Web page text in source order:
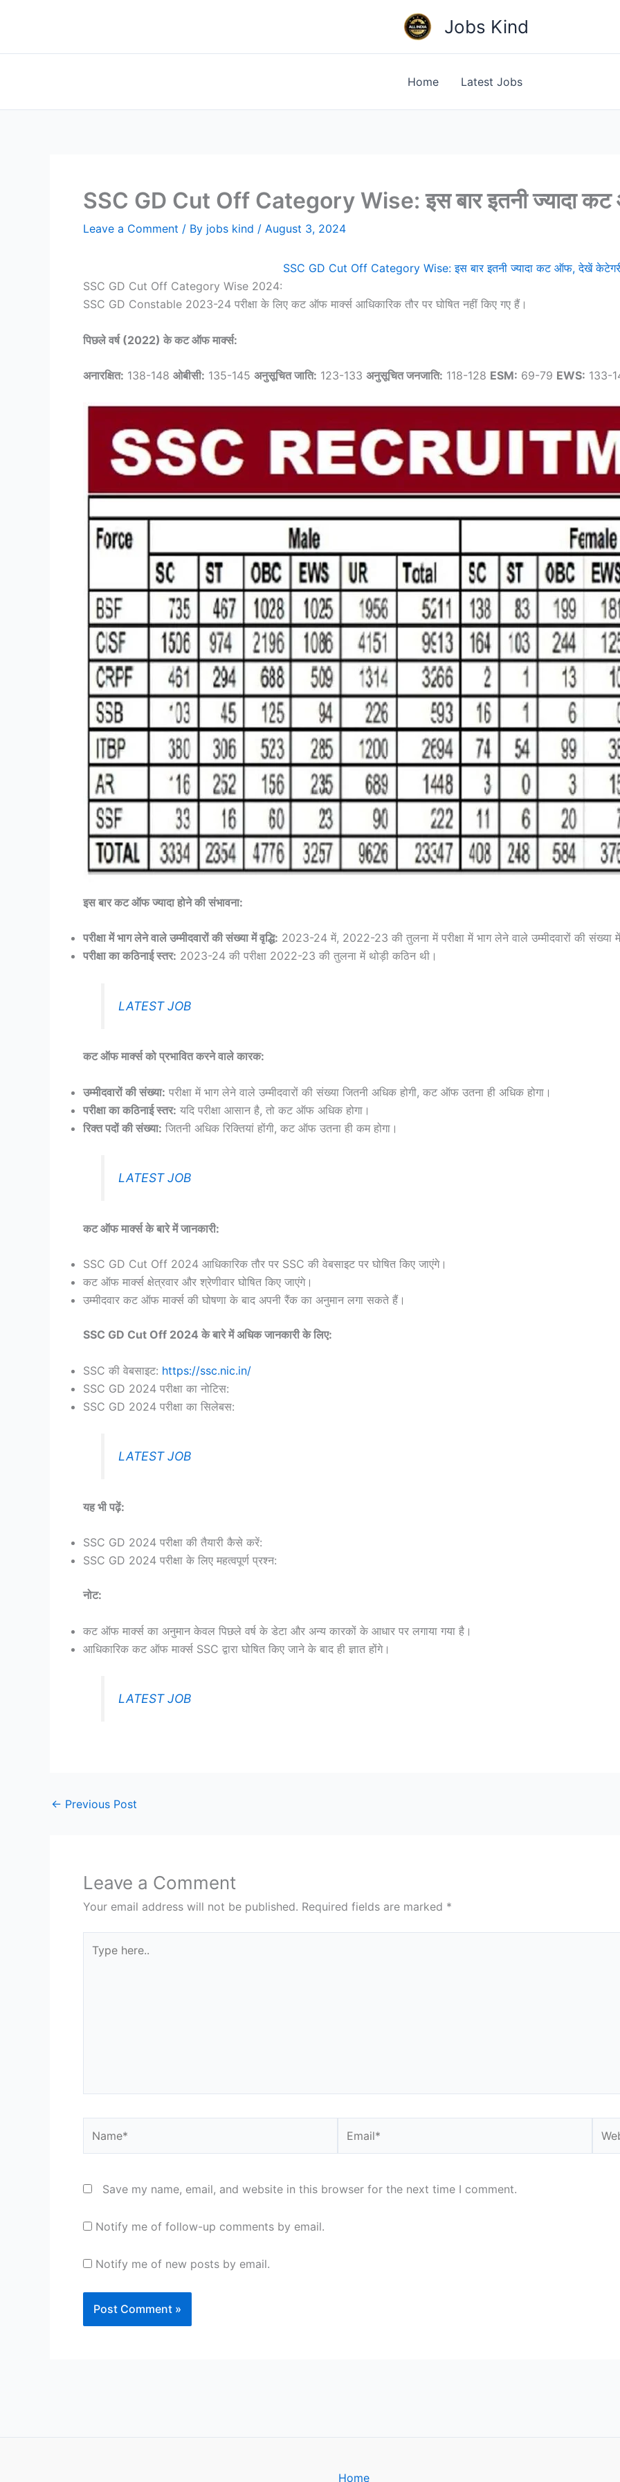
Jobs Kind
Home Latest Jobs
SSC GD Cut Off Category Wise: इस बार इतनी ज्यादा
Leave a Comment / By jobs kind / August 3, 2024
SSC GD Cut Off Category Wise: इस बार इतनी ज्यादा कट ऑफ, देखें
SSC GD Cut Off Category Wise 2024:
SSC GD Constable 2023-24 परीक्षा के लिए कट ऑफ मार्क्स आधिकारिक तौर पर घोषित नहीं किए गए हैं।
पिछले वर्ष (2022) के कट ऑफ मार्क्स:
अनारक्षित: 138-148 ओबीसी: 135-145 अनुसूचित जाति: 123-133 अनुसूचित जनजाति: 118-128 ESM: 69-79 EWS: 133-
इस बार कट ऑफ ज्यादा होने की संभावना:
परीक्षा में भाग लेने वाले उम्मीदवारों की संख्या में वृद्धि: 2023-24 में, 2022-23 की तुलना में परीक्षा में भाग लेने वाले उम्मीदवारों की संख्या
परीक्षा का कठिनाई स्तर: 2023-24 की परीक्षा 2022-23 की तुलना में थोड़ी कठिन थी।
LATEST JOB
कट ऑफ मार्क्स को प्रभावित करने वाले कारक:
उम्मीदवारों की संख्या: परीक्षा में भाग लेने वाले उम्मीदवारों की संख्या जितनी अधिक होगी, कट ऑफ उतना ही अधिक होगा।
परीक्षा का कठिनाई स्तर: यदि परीक्षा आसान है, तो कट ऑफ अधिक होगा।
रिक्त पदों की संख्या: जितनी अधिक रिक्तियां होंगी, कट ऑफ उतना ही कम होगा।
LATEST JOB
कट ऑफ मार्क्स के बारे में जानकारी:
SSC GD Cut Off 2024 आधिकारिक तौर पर SSC की वेबसाइट पर घोषित किए जाएंगे।
कट ऑफ मार्क्स क्षेत्रवार और श्रेणीवार घोषित किए जाएंगे।
उम्मीदवार कट ऑफ मार्क्स की घोषणा के बाद अपनी रैंक का अनुमान लगा सकते हैं।
SSC GD Cut Off 2024 के बारे में अधिक जानकारी के लिए:
SSC की वेबसाइट: https://ssc.nic.in/
SSC GD 2024 परीक्षा का नोटिस:
SSC GD 2024 परीक्षा का सिलेबस:
LATEST JOB
यह भी पढ़ें:
SSC GD 2024 परीक्षा की तैयारी कैसे करें:
SSC GD 2024 परीक्षा के लिए महत्वपूर्ण प्रश्न:
नोट:
कट ऑफ मार्क्स का अनुमान केवल पिछले वर्ष के डेटा और अन्य कारकों के आधार पर लगाया गया है।
आधिकारिक कट ऑफ मार्क्स SSC द्वारा घोषित किए जाने के बाद ही ज्ञात होंगे।
LATEST JOB
← Previous Post
Leave a Comment
Your email address will not be published. Required fields are marked *
here..
Save my name, email, and website in this browser for the next time I comment.
Notify me of follow-up comments by email.
Notify me of new posts by email.
Home